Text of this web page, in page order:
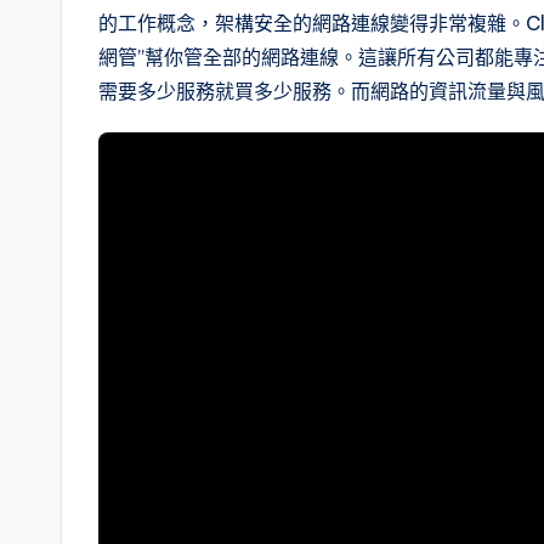
的工作概念，架構安全的網路連線變得非常複雜。
網管”幫你管全部的網路連線。這讓所有公司都能
需要多少服務就買多少服務。而網路的資訊流量與